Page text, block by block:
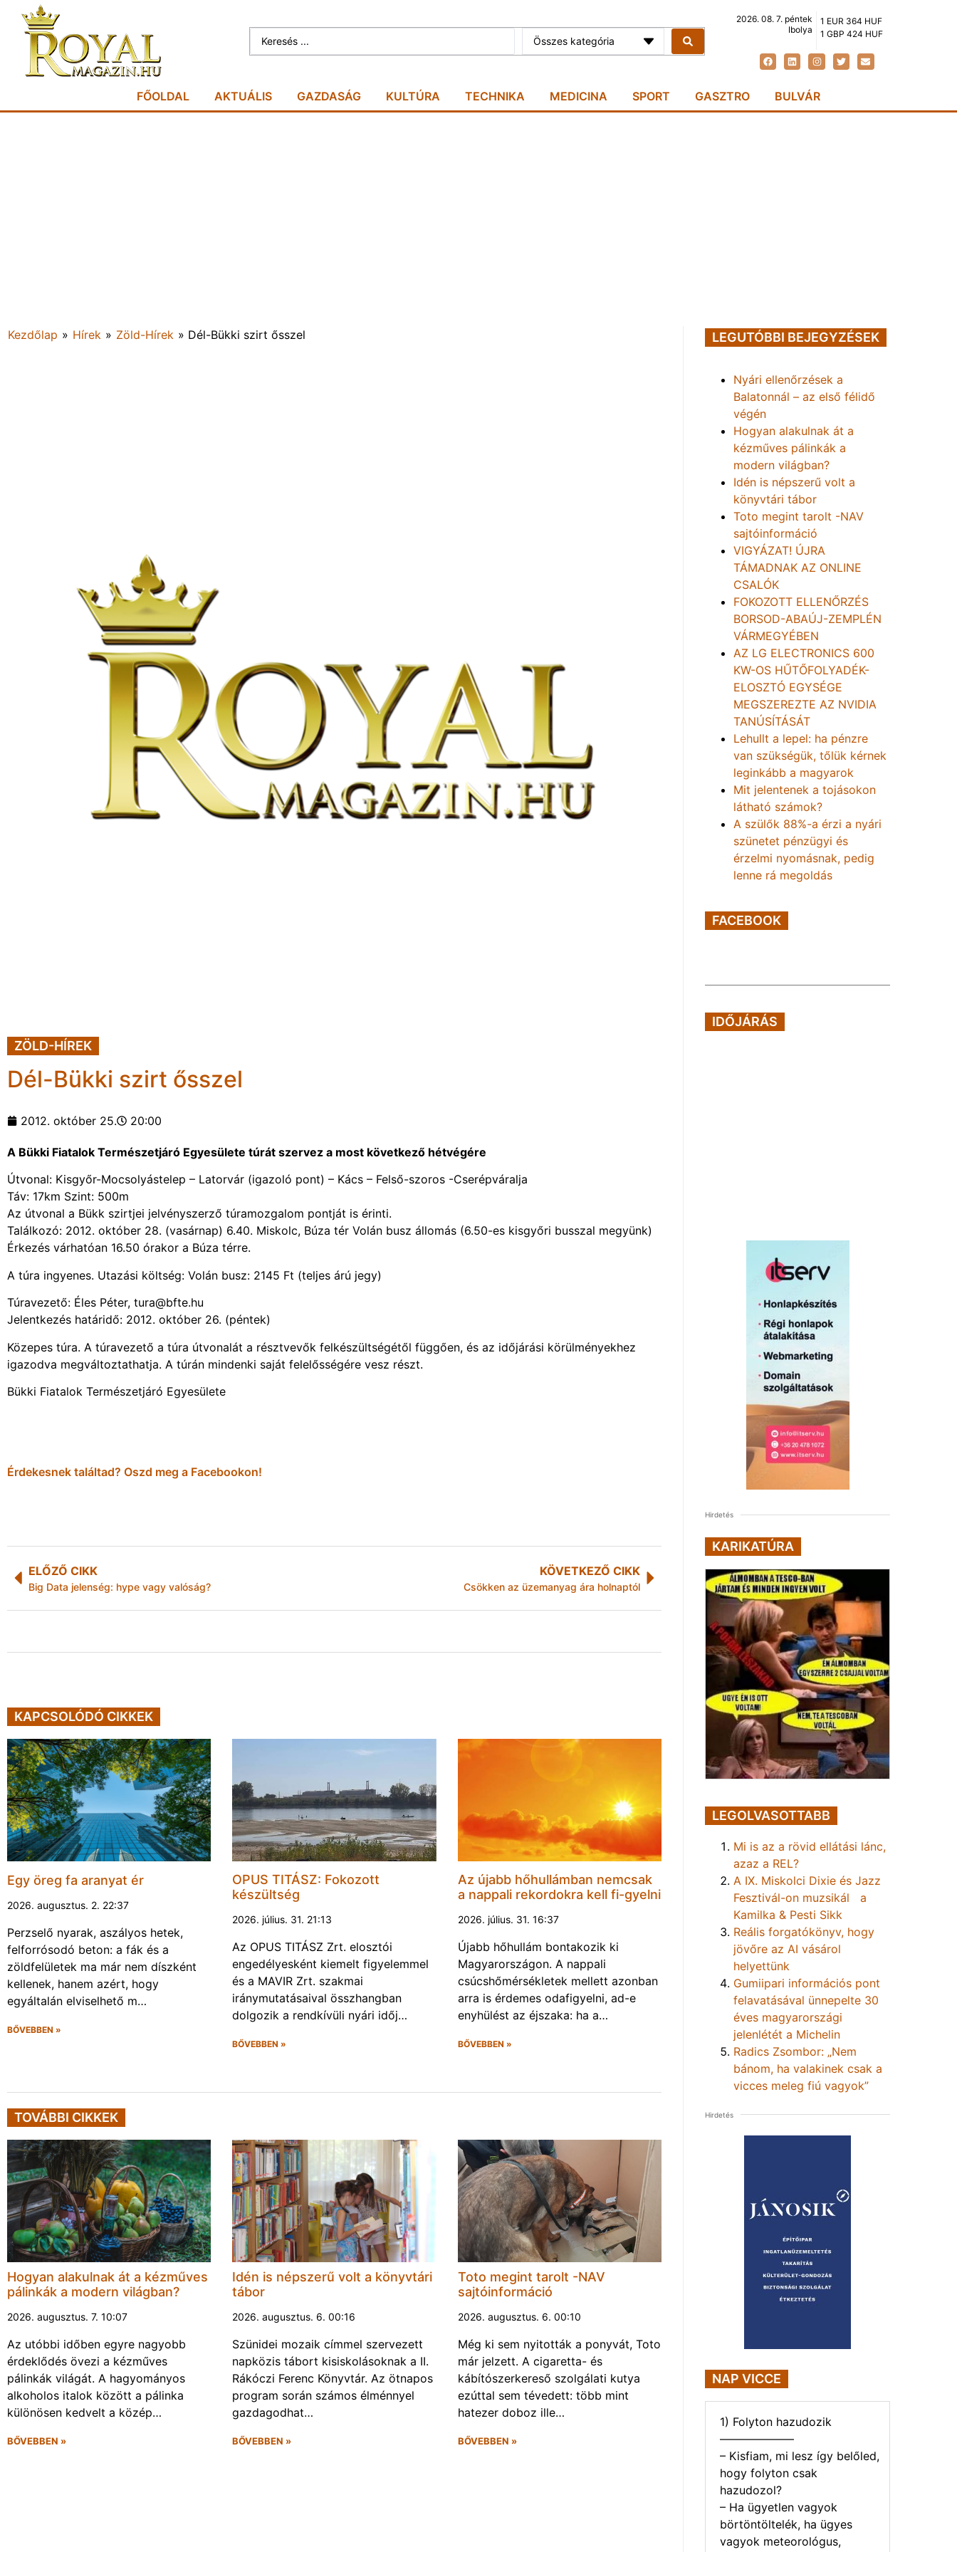
Összes kategória
2026. 08. 7. péntek
Ibolya
1 EUR 364 HUF
1 GBP 424 HUF
FŐOLDAL AKTUÁLIS GAZDASÁG KULTÚRA TECHNIKA MEDICINA SPORT GASZTRO BULVÁR
Kezdőlap » Hírek » Zöld-Hírek » Dél-Bükki szirt ősszel
ZÖLD-HÍREK
Dél-Bükki szirt ősszel
2012. október 25. 20:00
A Bükki Fiatalok Természetjáró Egyesülete túrát szervez a most következő hétvégére
Útvonal: Kisgyőr-Mocsolyástelep – Latorvár (igazoló pont) – Kács – Felső-szoros -Cserépváralja
Táv: 17km Szint: 500m
Az útvonal a Bükk szirtjei jelvényszerző túramozgalom pontját is érinti.
Találkozó: 2012. október 28. (vasárnap) 6.40. Miskolc, Búza tér Volán busz állomás (6.50-es kisgyőri busszal megyünk)
Érkezés várhatóan 16.50 órakor a Búza térre.
A túra ingyenes. Utazási költség: Volán busz: 2145 Ft (teljes árú jegy)
Túravezető: Éles Péter, tura@bfte.hu
Jelentkezés határidő: 2012. október 26. (péntek)
Közepes túra. A túravezető a túra útvonalát a résztvevők felkészültségétől függően, és az időjárási körülményekhez
igazodva megváltoztathatja. A túrán mindenki saját felelősségére vesz részt.
Bükki Fiatalok Természetjáró Egyesülete
Érdekesnek találtad? Oszd meg a Facebookon!
ELŐZŐ CIKK
Big Data jelenség: hype vagy valóság?
KÖVETKEZŐ CIKK
Csökken az üzemanyag ára holnaptól
KAPCSOLÓDÓ CIKKEK
Egy öreg fa aranyat ér
2026. augusztus. 2. 22:37
Perzselő nyarak, aszályos hetek,
felforrósodó beton: a fák és a
zöldfelületek ma már nem díszként
kellenek, hanem azért, hogy
egyáltalán elviselhető m…
BŐVEBBEN »
OPUS TITÁSZ: Fokozott
készültség
2026. július. 31. 21:13
Az OPUS TITÁSZ Zrt. elosztói
engedélyesként kiemelt figyelemmel
és a MAVIR Zrt. szakmai
iránymutatásaival összhangban
dolgozik a rendkívüli nyári időj…
BŐVEBBEN »
Az újabb hőhullámban nemcsak
a nappali rekordokra kell fi-gyelni
2026. július. 31. 16:37
Újabb hőhullám bontakozik ki
Magyarországon. A nappali
csúcshőmérsékletek mellett azonban
arra is érdemes odafigyelni, ad-e
enyhülést az éjszaka: ha a…
BŐVEBBEN »
TOVÁBBI CIKKEK
Hogyan alakulnak át a kézműves
pálinkák a modern világban?
2026. augusztus. 7. 10:07
Az utóbbi időben egyre nagyobb
érdeklődés övezi a kézműves
pálinkák világát. A hagyományos
alkoholos italok között a pálinka
különösen kedvelt a közép…
BŐVEBBEN »
Idén is népszerű volt a könyvtári
tábor
2026. augusztus. 6. 00:16
Szünidei mozaik címmel szervezett
napközis tábort kisiskolásoknak a II.
Rákóczi Ferenc Könyvtár. Az ötnapos
program során számos élménnyel
gazdagodhat…
BŐVEBBEN »
Toto megint tarolt -NAV
sajtóinformáció
2026. augusztus. 6. 00:10
Még ki sem nyitották a ponyvát, Toto
már jelzett. A cigaretta- és
kábítószerkereső szolgálati kutya
ezúttal sem tévedett: több mint
hatezer doboz ille…
BŐVEBBEN »
LEGUTÓBBI BEJEGYZÉSEK
Nyári ellenőrzések a
Balatonnál – az első félidő
végén
Hogyan alakulnak át a
kézműves pálinkák a
modern világban?
Idén is népszerű volt a
könyvtári tábor
Toto megint tarolt -NAV
sajtóinformáció
VIGYÁZAT! ÚJRA
TÁMADNAK AZ ONLINE
CSALÓK
FOKOZOTT ELLENŐRZÉS
BORSOD-ABAÚJ-ZEMPLÉN
VÁRMEGYÉBEN
AZ LG ELECTRONICS 600
KW-OS HŰTŐFOLYADÉK-
ELOSZTÓ EGYSÉGE
MEGSZEREZTE AZ NVIDIA
TANÚSÍTÁSÁT
Lehullt a lepel: ha pénzre
van szükségük, tőlük kérnek
leginkább a magyarok
Mit jelentenek a tojásokon
látható számok?
A szülők 88%-a érzi a nyári
szünetet pénzügyi és
érzelmi nyomásnak, pedig
lenne rá megoldás
FACEBOOK
IDŐJÁRÁS
Hirdetés
KARIKATÚRA
LEGOLVASOTTABB
Mi is az a rövid ellátási lánc,
azaz a REL?
A IX. Miskolci Dixie és Jazz
Fesztivál-on muzsikál a
Kamilka & Pesti Sikk
Reális forgatókönyv, hogy
jövőre az AI vásárol
helyettünk
Gumiipari információs pont
felavatásával ünnepelte 30
éves magyarországi
jelenlétét a Michelin
Radics Zsombor: „Nem
bánom, ha valakinek csak a
vicces meleg fiú vagyok”
Hirdetés
NAP VICCE
1) Folyton hazudozik
——————–
– Kisfiam, mi lesz így belőled,
hogy folyton csak
hazudozol?
– Ha ügyetlen vagyok
börtöntöltelék, ha ügyes
vagyok meteorológus,